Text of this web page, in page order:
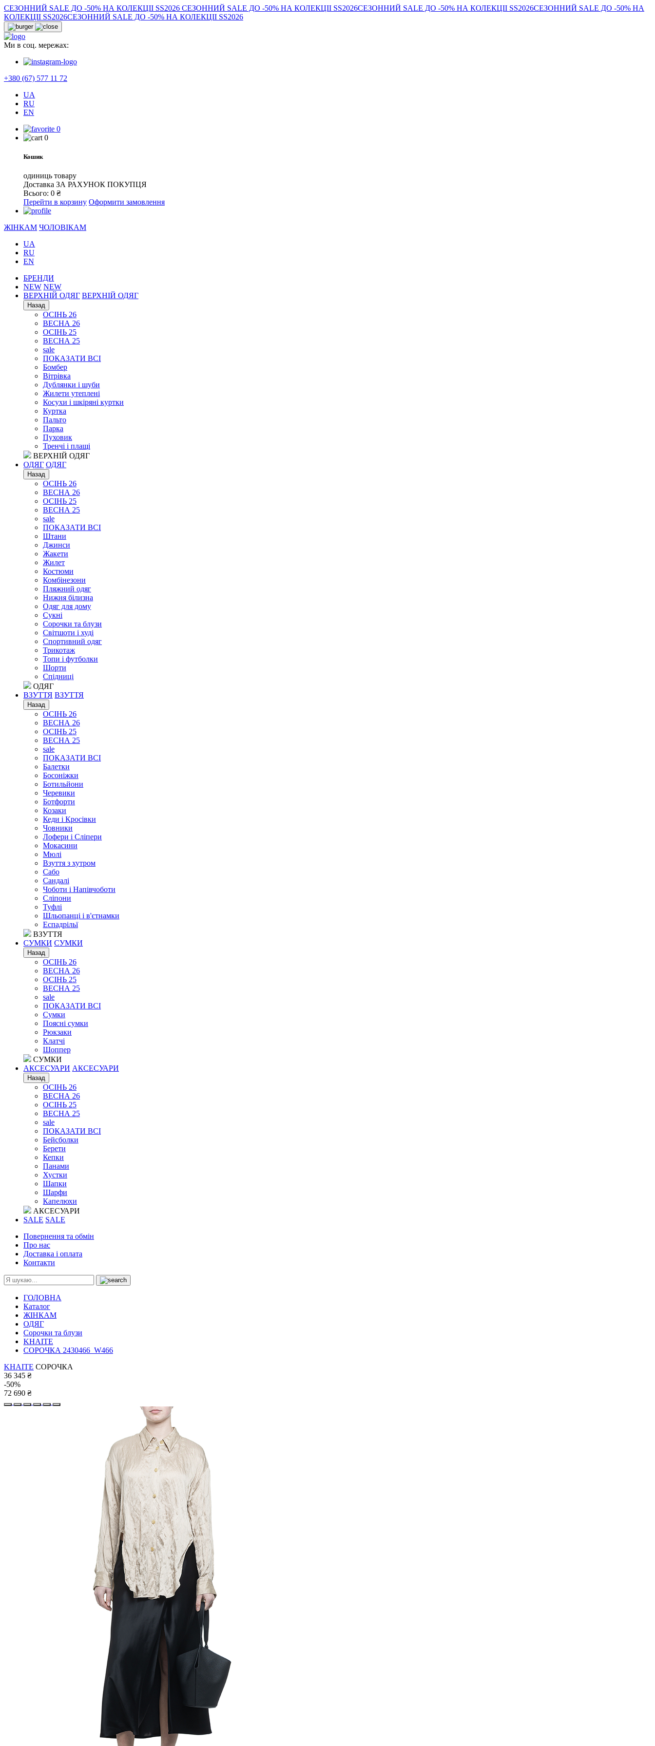
СЕЗОННИЙ SALE ДО -50% НА КОЛЕКЦІІ SS2026 СЕЗОННИЙ SALE ДО -50% НА КОЛЕКЦІІ SS2026СЕЗОННИЙ SALE ДО -50% НА КОЛЕКЦІІ SS2026СЕЗОННИЙ SALE ДО -50% НА
КОЛЕКЦІІ SS2026СЕЗОННИЙ SALE ДО -50% НА КОЛЕКЦІІ SS2026
Ми в соц. мережах:
+380 (67) 577 11 72
UA
RU
EN
0
0
Кошик
одиниць товару
Доставка ЗА РАХУНОК ПОКУПЦЯ
Всього: 0 ₴
Перейти в корзину Оформити замовлення
ЖІНКАМ ЧОЛОВІКАМ
UA
RU
EN
БРЕНДИ
NEW NEW
ВЕРХНІЙ ОДЯГ ВЕРХНІЙ ОДЯГ
Назад
ОСІНЬ 26
ВЕСНА 26
ОСІНЬ 25
ВЕСНА 25
sale
ПОКАЗАТИ ВСІ
Бомбер
Вітрівка
Дублянки і шуби
Жилети утеплені
Косухи і шкіряні куртки
Куртка
Пальто
Парка
Пуховик
Тренчі і плащі
ВЕРХНІЙ ОДЯГ
ОДЯГ ОДЯГ
Назад
ОСІНЬ 26
ВЕСНА 26
ОСІНЬ 25
ВЕСНА 25
sale
ПОКАЗАТИ ВСІ
Штани
Джинси
Жакети
Жилет
Костюми
Комбінезони
Пляжний одяг
Нижня білизна
Одяг для дому
Сукні
Сорочки та блузи
Світшоти і худі
Спортивний одяг
Трикотаж
Топи і футболки
Шорти
Спідниці
ОДЯГ
ВЗУТТЯ ВЗУТТЯ
Назад
ОСІНЬ 26
ВЕСНА 26
ОСІНЬ 25
ВЕСНА 25
sale
ПОКАЗАТИ ВСІ
Балетки
Босоніжки
Ботильйони
Черевики
Ботфорти
Козаки
Кеди і Кросівки
Човники
Лофери і Сліпери
Мокасини
Мюлі
Взуття з хутром
Сабо
Сандалі
Чоботи і Напівчоботи
Сліпони
Туфлі
Шльопанці і в'єтнамки
Еспадрільї
ВЗУТТЯ
СУМКИ СУМКИ
Назад
ОСІНЬ 26
ВЕСНА 26
ОСІНЬ 25
ВЕСНА 25
sale
ПОКАЗАТИ ВСІ
Сумки
Поясні сумки
Рюкзаки
Клатчі
Шоппер
СУМКИ
АКСЕСУАРИ АКСЕСУАРИ
Назад
ОСІНЬ 26
ВЕСНА 26
ОСІНЬ 25
ВЕСНА 25
sale
ПОКАЗАТИ ВСІ
Бейсболки
Берети
Кепки
Панами
Хустки
Шапки
Шарфи
Капелюхи
АКСЕСУАРИ
SALE SALE
Повернення та обмін
Про нас
Доставка і оплата
Контакти
ГОЛОВНА
Каталог
ЖІНКАМ
ОДЯГ
Сорочки та блузи
KHAITE
СОРОЧКА 2430466_W466
KHAITE СОРОЧКА
36 345 ₴
-50%
72 690 ₴